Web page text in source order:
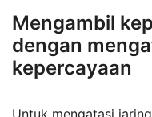
Mengambil
dengan
kepercayaan
Untuk mengatasi